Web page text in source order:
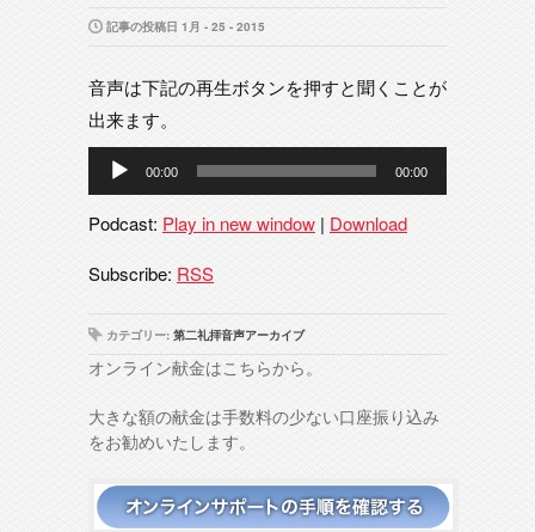
記事の投稿日 1月 - 25 - 2015
音声は下記の再生ボタンを押すと聞くことが
出来ます。
レ
ー
ー
00:00 00:00
Podcast: Play in new window | Download
Subscribe: RSS
カテゴリー: 第二礼拝音声アーカイブ
オンライン献金はこちらから。
大きな額の献金は手数料の少ない口座振り込み
をお勧めいたします。